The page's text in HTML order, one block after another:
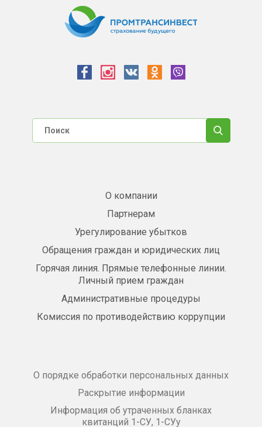
О компании
Партнерам
Урегулирование убытков
Обращения граждан и юридических лиц
Горячая линия. Прямые телефонные линии.
Личный прием граждан
Административные процедуры
Комиссия по противодействию коррупции
О порядке обработки персональных данных
Раскрытие информации
Информация об утраченных бланках
квитанций 1-СУ, 1-СУу